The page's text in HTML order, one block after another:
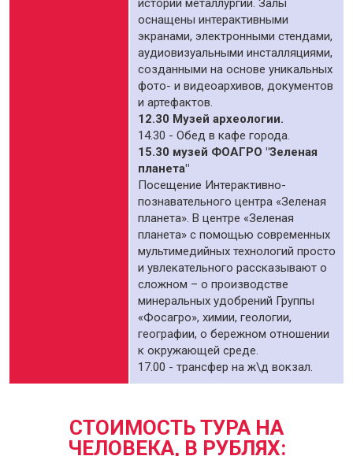
истории металлургии. Залы
оснащены интерактивными
экранами, электронными стендами,
аудиовизуальными инсталляциями,
созданными на основе уникальных
фото- и видеоархивов, документов
и артефактов.
12.30 Музей археологии.
14.30 - Обед в кафе города.
15.30 музей ФОАГРО "Зеленая
планета"
Посещение Интерактивно-
познавательного центра «Зеленая
планета». В центре «Зеленая
планета» с помощью современных
мультимедийных технологий просто
и увлекательного рассказывают о
сложном – о производстве
минеральных удобрений Группы
«Фосагро», химии, геологии,
географии, о бережном отношении
к окружающей среде.
17.00 - трансфер на ж\д вокзал.
СТОИМОСТЬ ТУРА НА
ЧЕЛОВЕКА, В РУБЛЯХ: